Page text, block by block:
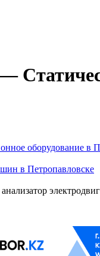
оборудование в
в Петропавловске